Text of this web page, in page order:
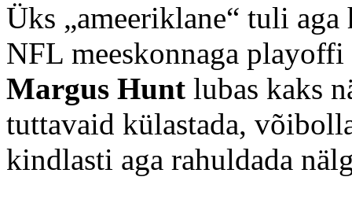
Üks „ameeriklane“ tuli
NFL meeskonnaga
Margus Hunt lubas kaks
tuttavaid külastada,
kindlasti aga rahuldada